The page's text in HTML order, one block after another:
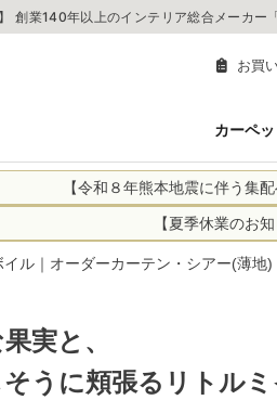
創業140年以上のインテリア総合メーカ
お買
カーペッ
【令和８年熊本地震に伴う集
り、お亡くなりになられた方々に深く
上げます。 この地震の影響により、
お荷物
お荷物
【夏季休業のお知
日(火)～2026年8月16日(日)
までの期間を
なりますため、休業期間中のご注文商
イル｜オーダーカーテン・シアー(薄
実と、
うに頬張るリトルミ